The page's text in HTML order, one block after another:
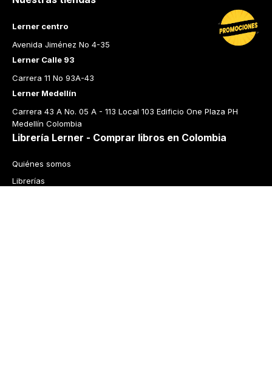
Lerner centro
Avenida Jiménez No 4-35
Lerner Calle 93
Carrera 11 No 93A-43
Lerner Medellín
Carrera 43 A No. 05 A - 113 Local 103 Edificio One Plaza PH
Medellín Colombia
Librería Lerner - Comprar libros en Colombia
Quiénes somos
Librerías